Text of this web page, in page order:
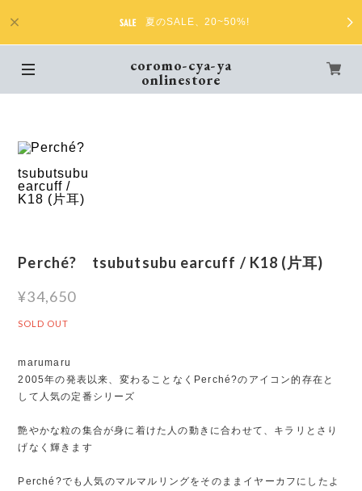
夏のSALE、20~50%!
coromo-cya-ya
onlinestore
Perché? tsubutsubu earcuff / K18 (片耳)
¥34,650
SOLD OUT
marumaru
2005年の発表以来、変わることなくPerché?のアイコン的存在と
して人気の定番シリーズ
艶やかな粒の集合が身に着けた人の動きに合わせて、キラリとさり
げなく輝きます
Perché?でも人気のマルマルリングをそのままイヤーカフにしたよ